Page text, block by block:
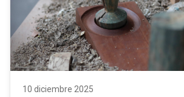
10 diciembre 2025